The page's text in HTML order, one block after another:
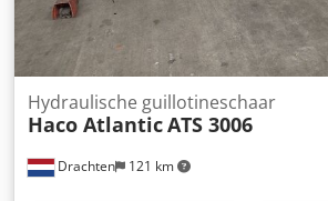
Drachten 121 km
Hydraulische guillotineschaar
Haco AtlanticATS 3006